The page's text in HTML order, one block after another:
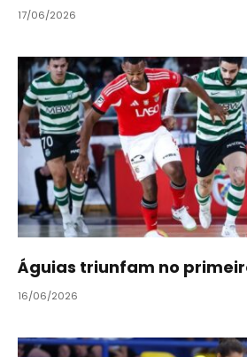
17/06/2026
Águias triunfam no
16/06/2026